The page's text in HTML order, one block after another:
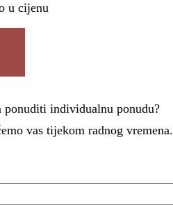
u cijenu
individualnu ponudu?
vas tijekom radnog vremena.